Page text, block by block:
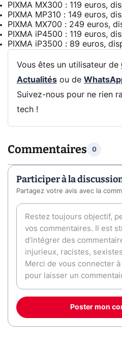
PIXMA MX300 : 119 euros,
PIXMA MP310 : 149 euros,
PIXMA MX700 : 249 euros,
PIXMA iP4500 : 119 euros,
PIXMA iP3500 : 89 euros,
Vous êtes un utilisateur de
Actualitésou de
Suivez-nous pour ne rien
tech !
Commentaires 0
Participer à la
Partagez votre avis avec la
Poster mon